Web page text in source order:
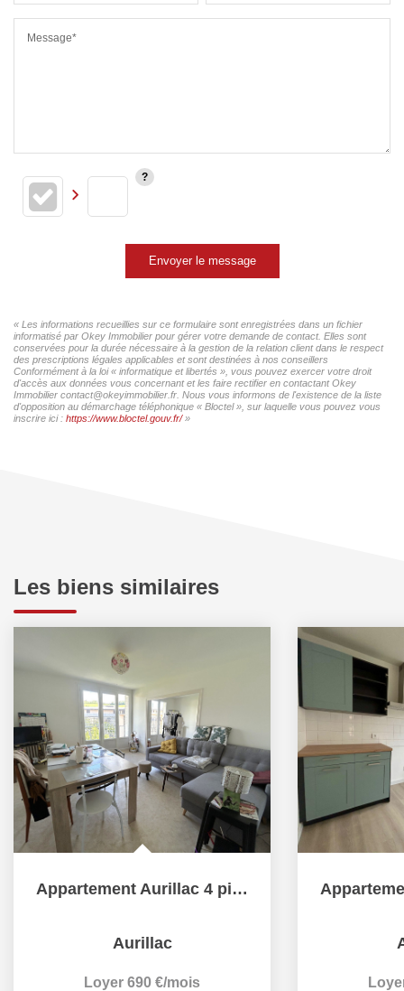
Message*
Envoyer le message
« Les informations recueillies sur ce formulaire sont enregistrées dans un fichier
informatisé par Okey Immobilier pour gérer votre demande de contact. Elles sont
conservées pour la durée nécessaire à la gestion de la relation client dans le respect
des prescriptions légales applicables et sont destinées à nos conseillers
Conformément à la loi « informatique et libertés », vous pouvez exercer votre droit
d'accès aux données vous concernant et les faire rectifier en contactant Okey
Immobilier contact@okeyimmobilier.fr. Nous vous informons de l'existence de la liste
d'opposition au démarchage téléphonique « Bloctel », sur laquelle vous pouvez vous
inscrire ici : https://www.bloctel.gouv.fr/»
Les biens similaires
Appartement Aurillac 4 pièces 87 m2
Aurillac
Loyer 690 €/mois